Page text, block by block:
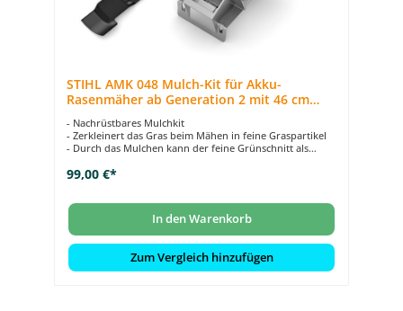
STIHL AMK 048 Mulch-Kit für Akku-
Rasenmäher ab Generation 2 mit 46 cm
- Nachrüstbares Mulchkit
- Zerkleinert das Gras beim Mähen in feine Graspartikel
- Durch das Mulchen kann der feine Grünschnitt als
- Bestehend aus einem Multi-Messer und Mulcheinsatz
99,00 €*
In den Warenkorb
Zum Vergleich hinzufügen